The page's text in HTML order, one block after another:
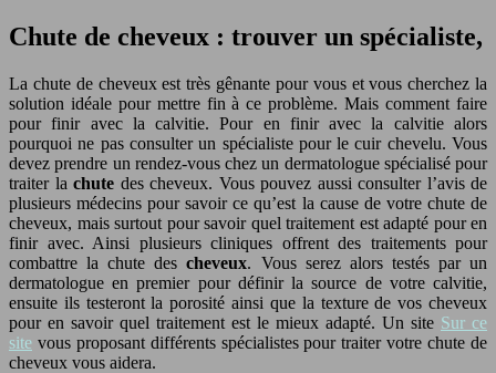
Chute de cheveux : trouver un spécialiste,
La chute de cheveux est très gênante pour vous et vous cherchez la
solution idéale pour mettre fin à ce problème. Mais comment faire
pour finir avec la calvitie. Pour en finir avec la calvitie alors
pourquoi ne pas consulter un spécialiste pour le cuir chevelu. Vous
devez prendre un rendez-vous chez un dermatologue spécialisé pour
traiter la chute des cheveux. Vous pouvez aussi consulter l’avis de
plusieurs médecins pour savoir ce qu’est la cause de votre chute de
cheveux, mais surtout pour savoir quel traitement est adapté pour en
finir avec. Ainsi plusieurs cliniques offrent des traitements pour
combattre la chute descheveux. Vous serez alors testés par un
dermatologue en premier pour définir la source de votre calvitie,
ensuite ils testeront la porosité ainsi que la texture de vos cheveux
pour en savoir quel traitement est le mieux adapté. Un site Sur ce
site vous proposant différents spécialistes pour traiter votre chute de
cheveux vous aidera.